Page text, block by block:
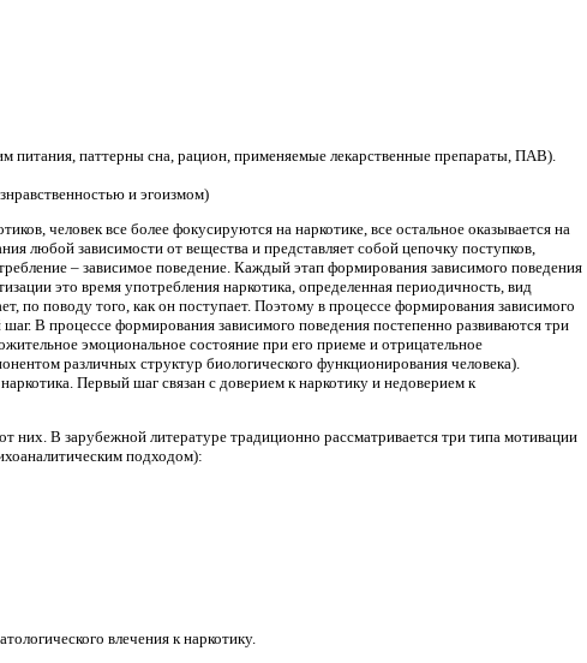
питания, паттерны сна, рацион, применяемые лекарственные препараты, ПАВ).
и эгоизмом)
человек все более фокусируются на наркотике, все остальное оказывается на
любой зависимости от вещества и представляет собой цепочку поступков,
– зависимое поведение. Каждый этап формирования зависимого поведения
это время употребления наркотика, определенная периодичность, вид
по поводу того, как он поступает. Поэтому в процессе формирования зависимого
В процессе формирования зависимого поведения постепенно развиваются три
эмоциональное состояние при его приеме и отрицательное
различных структур биологического функционирования человека).
Первый шаг связан с доверием к наркотику и недоверием к
В зарубежной литературе традиционно рассматривается три типа мотивации
подходом):
влечения к наркотику.